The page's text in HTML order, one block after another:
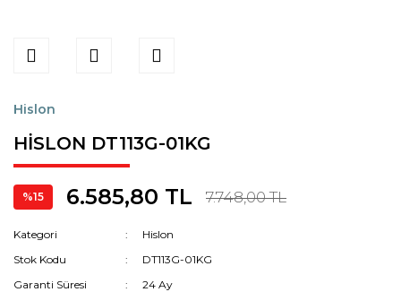
Hislon
HİSLON DT113G-01KG
%15 6.585,80 TL 7.748,00 TL
Kategori
Hislon
Stok Kodu
DT113G-01KG
Garanti Süresi
24 Ay